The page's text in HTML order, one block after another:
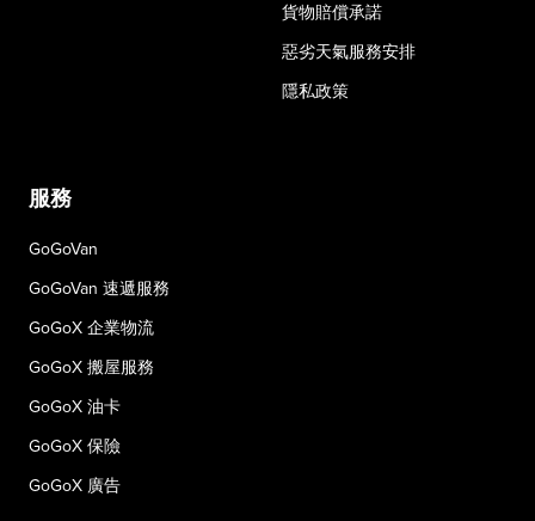
服務
GoGoVan
GoGoVan 速遞服務
GoGoX 企業物流
GoGoX 搬屋服務
GoGoX 油卡
GoGoX 保險
GoGoX 廣告
貨物賠償承諾
惡劣天氣服務安排
隱私政策